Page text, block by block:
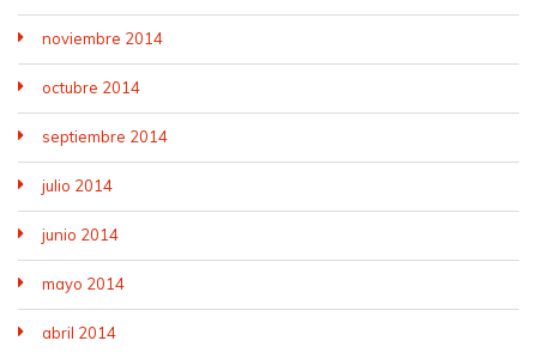
noviembre 2014
octubre 2014
septiembre 2014
julio 2014
junio 2014
mayo 2014
abril 2014